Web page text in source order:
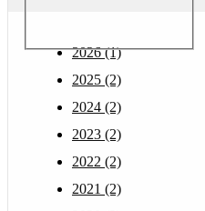
2026 (1)
2025 (2)
2024 (2)
2023 (2)
2022 (2)
2021 (2)